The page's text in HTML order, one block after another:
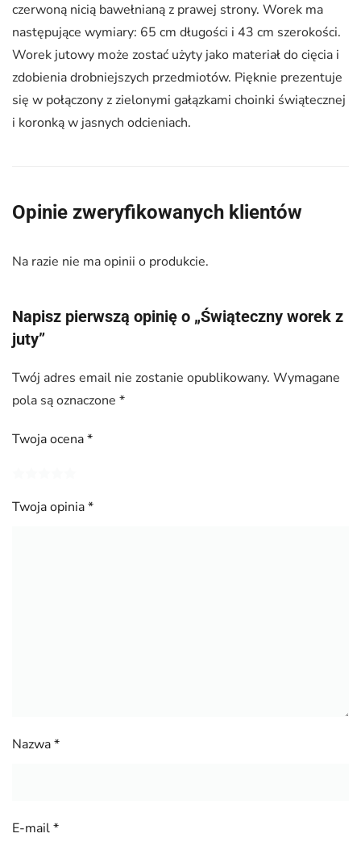
czerwoną nicią bawełnianą z prawej strony. Worek ma
następujące wymiary: 65 cm długości i 43 cm szerokości.
Worek jutowy może zostać użyty jako materiał do cięcia i
zdobienia drobniejszych przedmiotów. Pięknie prezentuje
się w połączony z zielonymi gałązkami choinki świątecznej
i koronką w jasnych odcieniach.
Opinie zweryfikowanych klientów
Na razie nie ma opinii o produkcie.
Napisz pierwszą opinię o „Świąteczny worek z
juty”
Twój adres email nie zostanie opublikowany. Wymagane
pola są oznaczone *
Twoja ocena*
Twoja opinia*
Nazwa*
E-mail*